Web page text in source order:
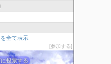
全て表示
参加する
投票する